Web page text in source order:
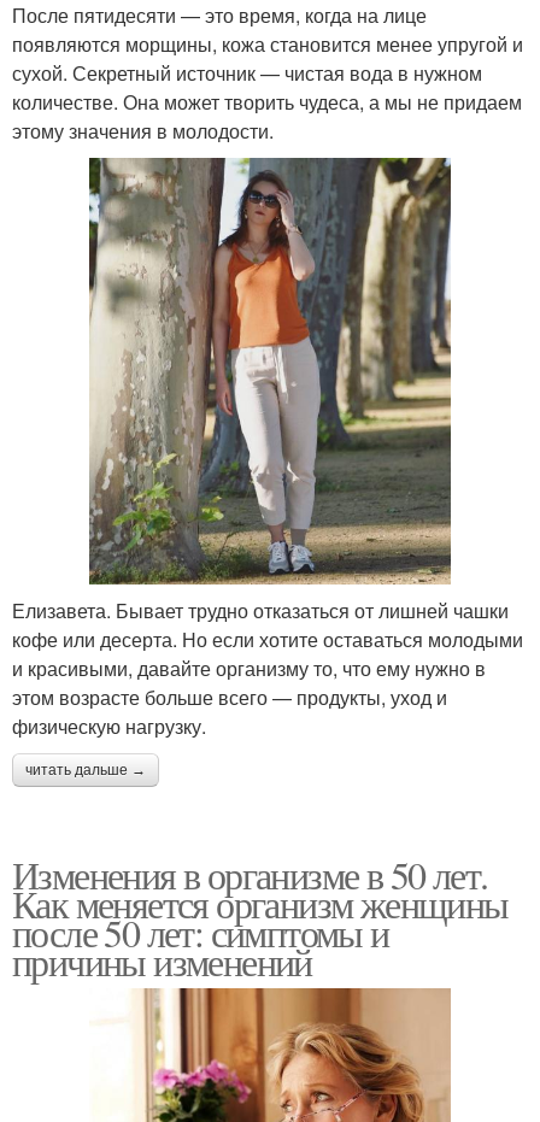
После пятидесяти — это время, когда на лице
появляются морщины, кожа становится менее упругой и
сухой. Секретный источник — чистая вода в нужном
количестве. Она может творить чудеса, а мы не придаем
этому значения в молодости.
Елизавета. Бывает трудно отказаться от лишней чашки
кофе или десерта. Но если хотите оставаться молодыми
и красивыми, давайте организму то, что ему нужно в
этом возрасте больше всего — продукты, уход и
физическую нагрузку.
читать дальше →
Изменения в организме в 50 лет.
Как меняется организм женщины
после 50 лет: симптомы и
причины изменений